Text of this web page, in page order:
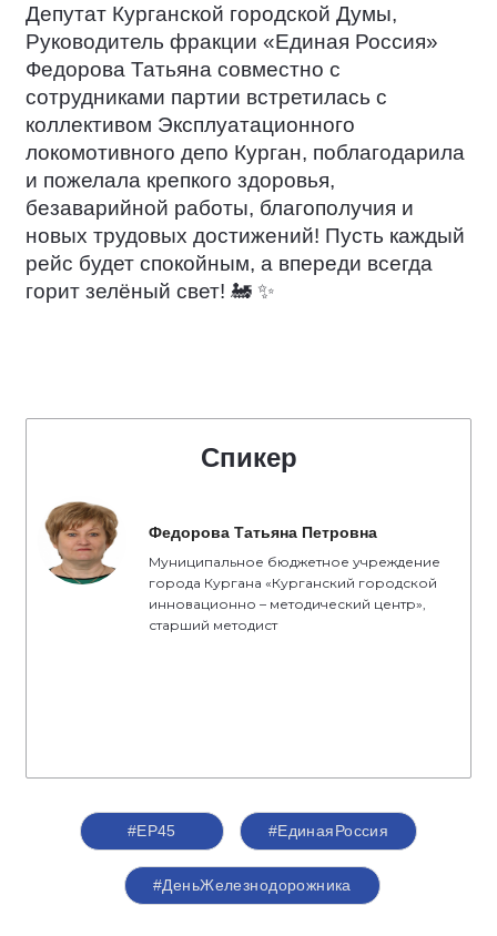
Депутат Курганской городской Думы,
Руководитель фракции «Единая Россия»
Федорова Татьяна совместно с
сотрудниками партии встретилась с
коллективом Эксплуатационного
локомотивного депо Курган, поблагодарила
и пожелала крепкого здоровья,
безаварийной работы, благополучия и
новых трудовых достижений! Пусть каждый
рейс будет спокойным, а впереди всегда
горит зелёный свет! 🚂 ✨
Спикер
Федорова Татьяна Петровна
Муниципальное бюджетное учреждение
города Кургана «Курганский городской
инновационно – методический центр»,
старший методист
#ЕР45 #ЕдинаяРоссия
#ДеньЖелезнодорожника